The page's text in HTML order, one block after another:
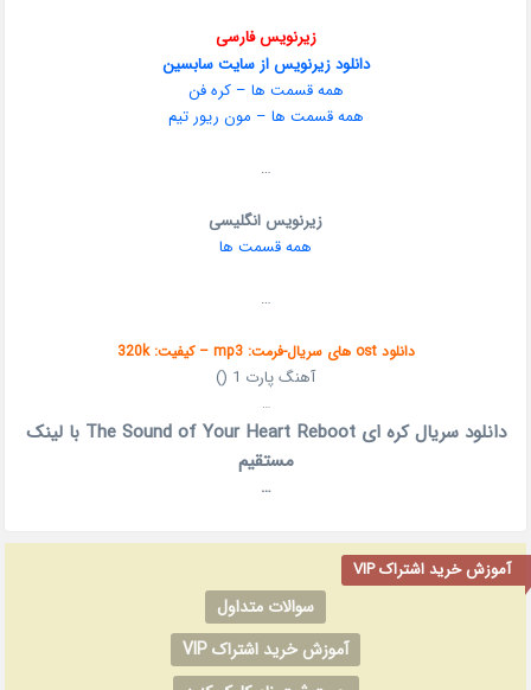
زیرنویس فارسی
دانلود زیرنویس از سایت سابسین
همه قسمت ها – کره فن
همه قسمت ها – مون ریور تیم
…
زیرنویس انگلیسی
همه قسمت ها
…
دانلود ost های سریال-فرمت: mp3 – کیفیت: 320k
آهنگ پارت 1 ()
…
دانلود سریال کره ای The Sound of Your Heart Reboot با لینک
مستقیم
…
آموزش خرید اشتراک VIP
سوالات متداول
آموزش خرید اشتراک VIP